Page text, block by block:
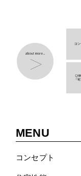
MENU
コンセプト